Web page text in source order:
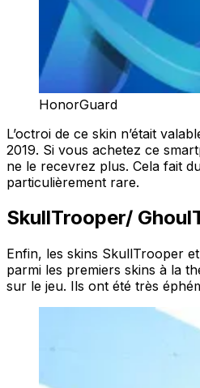
HonorGuard
L’octroi de ce skin n’était
2019. Si vous achetez ce
ne le recevrez plus. Cela fait
particulièrement rare.
SkullTrooper/
Enfin, les skins SkullTrooper
parmi les premiers skins à la
sur le jeu. Ils ont été très